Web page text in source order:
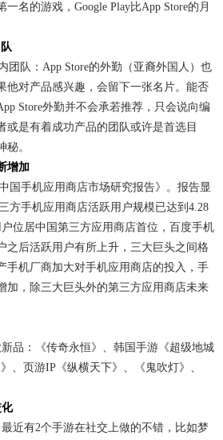
名的游戏，Google Play比App Store的月
团队：App Store的外勤（亚裔外国人）也
他对产品感兴趣，会留下一张名片。能否
Store外勤并不会承若推荐，只会说向编
或是有着成功产品的团队或许是首选目
。
增加
国手机应用商店市场研究报告》。报告显
方手机应用商店活跃用户规模已达到4.28
位居中国第三方应用商店首位，百度手机
之后活跃用户有所上升，三大巨头之间格
手机厂商加大对手机应用商店的投入，手
加，除三大巨头外的第三方应用商店未来
品：《传奇永恒》、韩国手游《超级地城
、页游IP《纵横天下》、《鬼吹灯》、
化
最近有2个手游在社交上做的不错，比如梦